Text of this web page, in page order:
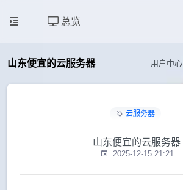
总览
山东便宜的云服务器 用户中心
云服务器
山东便宜的云服务器
2025-12-15 21:21